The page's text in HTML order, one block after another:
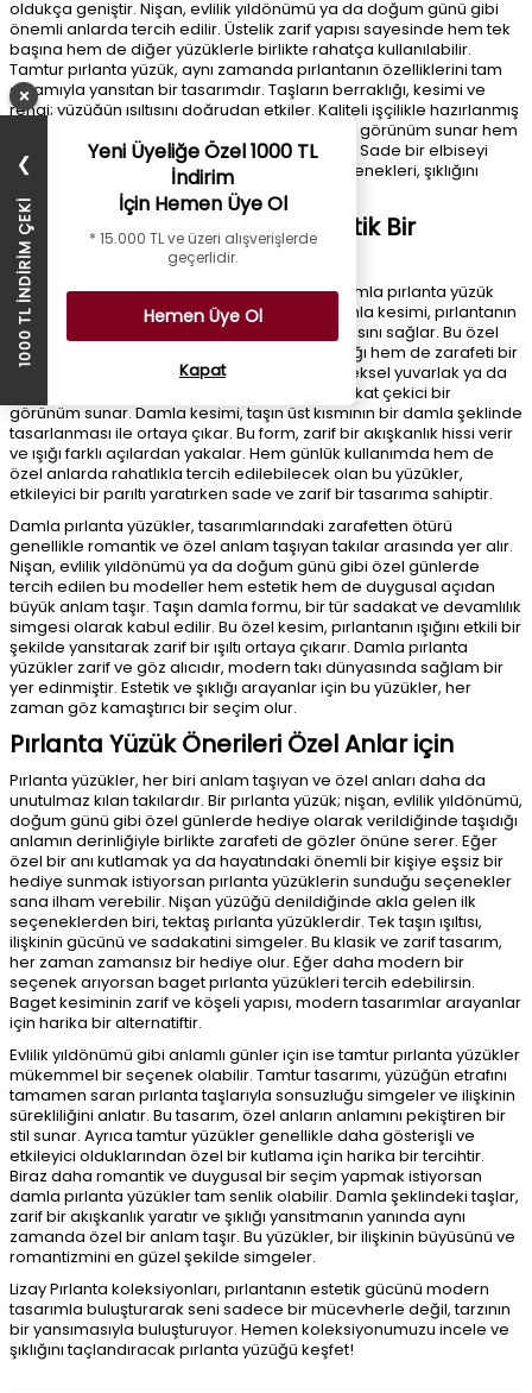
oldukça geniştir. Nişan, evlilik yıldönümü ya da doğum günü gibi
önemli anlarda tercih edilir. Üstelik zarif yapısı sayesinde hem tek
başına hem de diğer yüzüklerle birlikte rahatça kullanılabilir.
Tamtur pırlanta yüzük, aynı zamanda pırlantanın özelliklerini tam
anlamıyla yansıtan bir tasarımdır. Taşların berraklığı, kesimi ve
rengi; yüzüğün ışıltısını doğrudan etkiler. Kaliteli işçilikle hazırlanmış
bir model, hem estetik açıdan mükemmel bir görünüm sunar hem
de uzun yıllar boyunca ilk günkü ışıltısını korur. Sade bir elbiseyi
dahi tek başına tamamlayacak bu yüzük seçenekleri, şıklığını
zamansız bir dokunuşla taçlandırır.
Damla Pırlanta Yüzük ile Estetik Bir
Dokunuş
Estetik ve zarafeti bir arada arayanlar için damla pırlanta yüzük
tasarımları, mükemmel bir tercih olabilir. Damla kesimi, pırlantanın
özgün şekliyle ışıltıyı en etkili şekilde yansıtmasını sağlar. Bu özel
kesim, pırlantanın kesimi sayesinde hem şıklığı hem de zarafeti bir
araya getirir.. Damla pırlanta yüzükler, geleneksel yuvarlak ya da
baget kesimlere kıyasla daha sofistike ve dikkat çekici bir
görünüm sunar. Damla kesimi, taşın üst kısmının bir damla şeklinde
tasarlanması ile ortaya çıkar. Bu form, zarif bir akışkanlık hissi verir
ve ışığı farklı açılardan yakalar. Hem günlük kullanımda hem de
özel anlarda rahatlıkla tercih edilebilecek olan bu yüzükler,
etkileyici bir parıltı yaratırken sade ve zarif bir tasarıma sahiptir.
Damla pırlanta yüzükler, tasarımlarındaki zarafetten ötürü
genellikle romantik ve özel anlam taşıyan takılar arasında yer alır.
Nişan, evlilik yıldönümü ya da doğum günü gibi özel günlerde
tercih edilen bu modeller hem estetik hem de duygusal açıdan
büyük anlam taşır. Taşın damla formu, bir tür sadakat ve devamlılık
simgesi olarak kabul edilir. Bu özel kesim, pırlantanın ışığını etkili bir
şekilde yansıtarak zarif bir ışıltı ortaya çıkarır. Damla pırlanta
yüzükler zarif ve göz alıcıdır, modern takı dünyasında sağlam bir
yer edinmiştir. Estetik ve şıklığı arayanlar için bu yüzükler, her
zaman göz kamaştırıcı bir seçim olur.
Pırlanta Yüzük Önerileri Özel Anlar için
Pırlanta yüzükler, her biri anlam taşıyan ve özel anları daha da
unutulmaz kılan takılardır. Bir pırlanta yüzük; nişan, evlilik yıldönümü,
doğum günü gibi özel günlerde hediye olarak verildiğinde taşıdığı
anlamın derinliğiyle birlikte zarafeti de gözler önüne serer. Eğer
özel bir anı kutlamak ya da hayatındaki önemli bir kişiye eşsiz bir
hediye sunmak istiyorsan pırlanta yüzüklerin sunduğu seçenekler
sana ilham verebilir. Nişan yüzüğü denildiğinde akla gelen ilk
seçeneklerden biri, tektaş pırlanta yüzüklerdir. Tek taşın ışıltısı,
ilişkinin gücünü ve sadakatini simgeler. Bu klasik ve zarif tasarım,
her zaman zamansız bir hediye olur. Eğer daha modern bir
seçenek arıyorsan baget pırlanta yüzükleri tercih edebilirsin.
Baget kesiminin zarif ve köşeli yapısı, modern tasarımlar arayanlar
için harika bir alternatiftir.
Evlilik yıldönümü gibi anlamlı günler için ise tamtur pırlanta yüzükler
mükemmel bir seçenek olabilir. Tamtur tasarımı, yüzüğün etrafını
tamamen saran pırlanta taşlarıyla sonsuzluğu simgeler ve ilişkinin
sürekliliğini anlatır. Bu tasarım, özel anların anlamını pekiştiren bir
stil sunar. Ayrıca tamtur yüzükler genellikle daha gösterişli ve
etkileyici olduklarından özel bir kutlama için harika bir tercihtir.
Biraz daha romantik ve duygusal bir seçim yapmak istiyorsan
damla pırlanta yüzükler tam senlik olabilir. Damla şeklindeki taşlar,
zarif bir akışkanlık yaratır ve şıklığı yansıtmanın yanında aynı
zamanda özel bir anlam taşır. Bu yüzükler, bir ilişkinin büyüsünü ve
romantizmini en güzel şekilde simgeler.
Lizay Pırlanta koleksiyonları, pırlantanın estetik gücünü modern
tasarımla buluşturarak seni sadece bir mücevherle değil, tarzının
bir yansımasıyla buluşturuyor. Hemen koleksiyonumuzu incele ve
şıklığını taçlandıracak pırlanta yüzüğü keşfet!
×
❯
1000 TL İNDİRİM ÇEKİ
Yeni Üyeliğe Özel 1000 TL
İndirim
İçin Hemen Üye Ol
* 15.000 TL ve üzeri alışverişlerde
geçerlidir.
Hemen Üye Ol
Kapat